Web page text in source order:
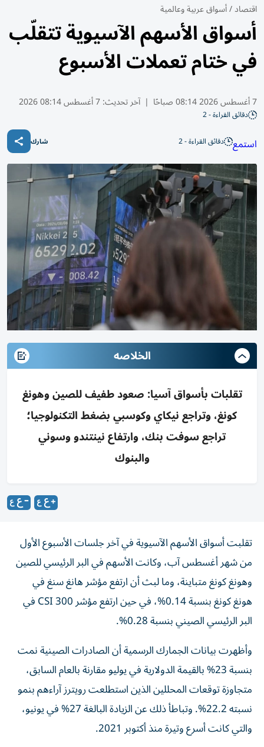
اقتصاد/أسواق عربية وعالمية
أسواق الأسهم الآسيوية تتقلّب
في ختام تعملات الأسبوع
7 أغسطس 2026 08:14 صباحًا | آخر تحديث:7 أغسطس 08:14 2026
دقائق القراءة - 2
استمع دقائق القراءة - 2 شارك
الخلاصه
تقلبات بأسواق آسيا: صعود طفيف للصين وهونغ
كونغ، وتراجع نيكاي وكوسبي بضغط التكنولوجيا؛
تراجع سوفت بنك، وارتفاع نينتندو وسوني
والبنوك
تقلبت أسواق الأسهم الآسيوية في آخر جلسات الأسبوع الأول
من شهر أغسطس آب، وكانت الأسهم في البر الرئيسي للصين
وهونغ كونغ متباينة، وما لبث أن ارتفع مؤشر هانغ سنغ في
هونغ كونغ بنسبة 0.14%، في حين ارتفع مؤشر CSI 300 في
البر الرئيسي الصيني بنسبة 0.28%.
وأظهرت بيانات الجمارك الرسمية أن الصادرات الصينية نمت
بنسبة 23% بالقيمة الدولارية في يوليو مقارنة بالعام السابق،
متجاوزة توقعات المحللين الذين استطلعت رويترز آراءهم بنمو
نسبته 22.2%. وتباطأ ذلك عن الزيادة البالغة 27% في يونيو،
والتي كانت أسرع وتيرة منذ أكتوبر 2021.